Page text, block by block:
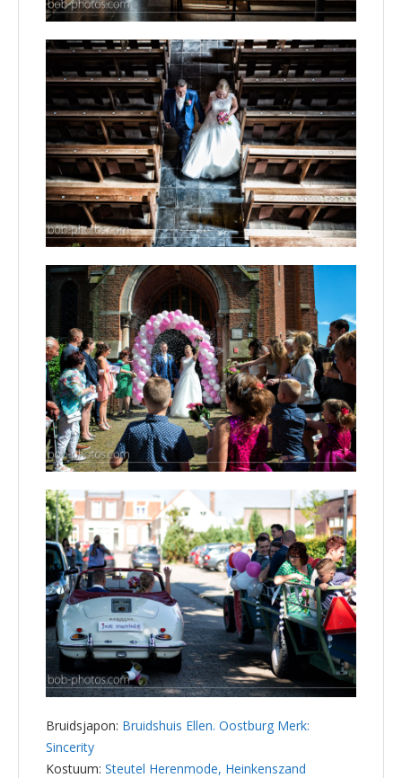
Bruidsjapon: Bruidshuis Ellen. Oostburg Merk:
Sincerity
Kostuum: Steutel Herenmode, Heinkenszand